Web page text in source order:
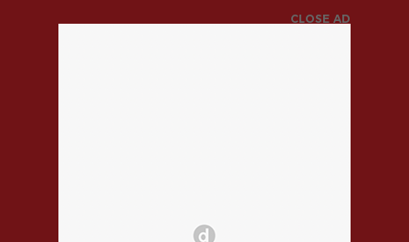
CLOSE AD